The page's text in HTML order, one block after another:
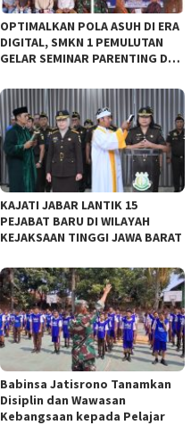
OPTIMALKAN POLA ASUH DI ERA
DIGITAL, SMKN 1 PEMULUTAN
GELAR SEMINAR PARENTING DAN
KAJATI JABAR LANTIK 15
PEJABAT BARU DI WILAYAH
KEJAKSAAN TINGGI JAWA BARAT
Babinsa Jatisrono Tanamkan
Disiplin dan Wawasan
Kebangsaan kepada Pelajar